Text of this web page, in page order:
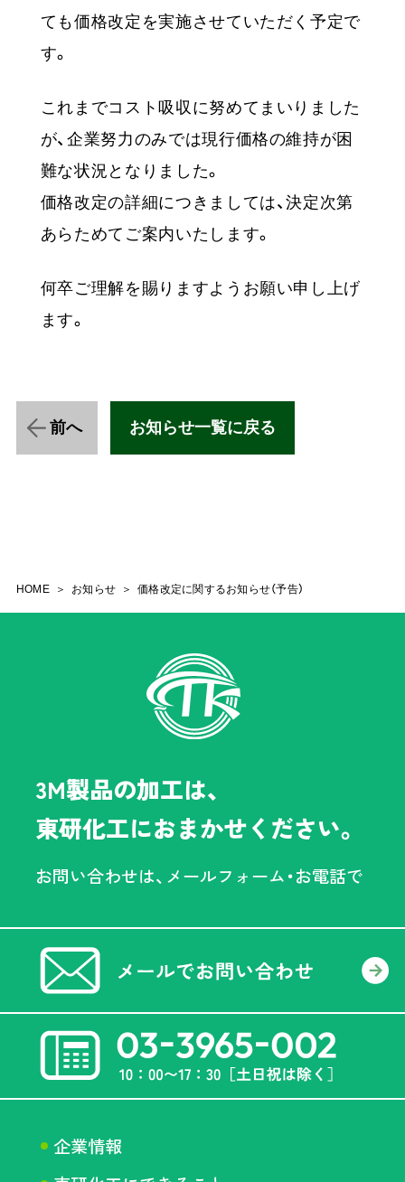
ても価格改定を実施させていただく予定で
す。
これまでコスト吸収に努めてまいりました
が、企業努力のみでは現行価格の維持が困
難な状況となりました。
価格改定の詳細につきましては、決定次第
あらためてご案内いたします。
何卒ご理解を賜りますようお願い申し上げ
ます。
前へ お知らせ一覧に戻る
HOME お知らせ 価格改定に関するお知らせ（予告）
3M製品の加工は、
東研化工におまかせください。
お問い合わせは、メールフォーム・お電話で
企業情報